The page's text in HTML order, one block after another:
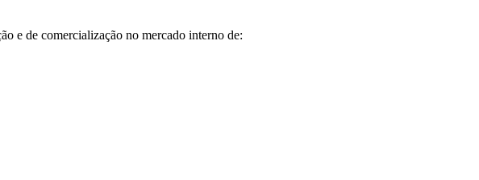
e de comercialização no mercado interno de: